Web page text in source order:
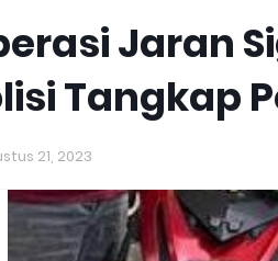
Jaran
Tangkap
21, 2023